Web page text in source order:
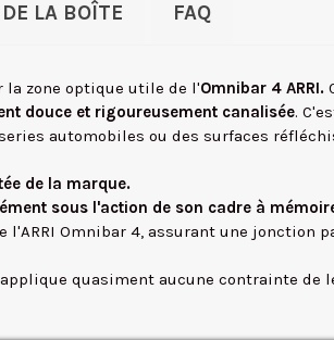
LA BOÎTE FAQ
la zone optique utile de l'Omnibar 4 ARRI.
douce et rigoureusement canalisée.
automobiles ou des surfaces
de la marque.
sous l'action de son cadre à
Omnibar 4, assurant une
quasiment aucune contrainte